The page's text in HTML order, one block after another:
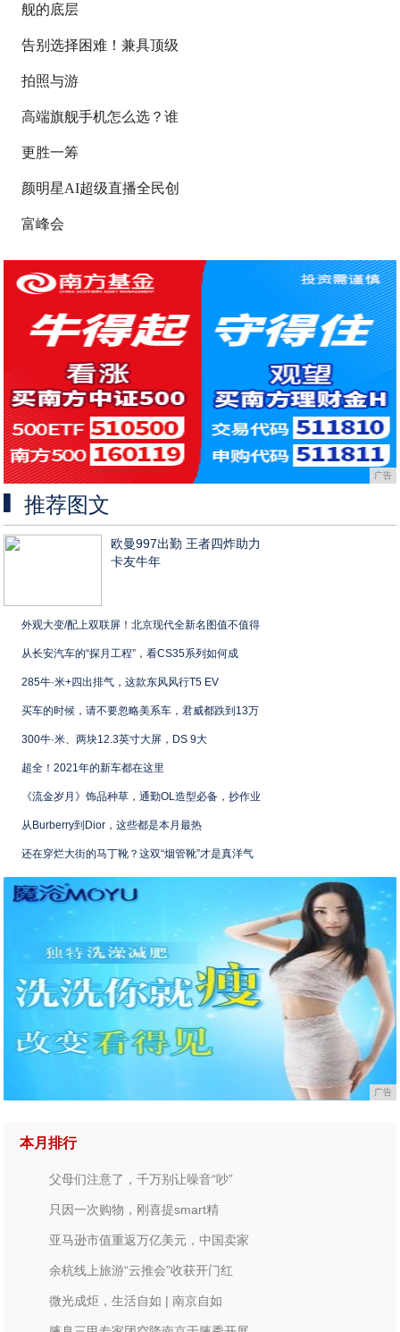
舰的底层
告别选择困难！兼具顶级
拍照与游
高端旗舰手机怎么选？谁
更胜一筹
颜明星AI超级直播全民创
富峰会
广告
推荐图文
欧曼997出勤 王者四炸助力
卡友牛年
外观大变/配上双联屏！北京现代全新名图值不值得
从长安汽车的“探月工程”，看CS35系列如何成
285牛·米+四出排气，这款东风风行T5 EV
买车的时候，请不要忽略美系车，君威都跌到13万
300牛·米、两块12.3英寸大屏，DS 9大
超全！2021年的新车都在这里
《流金岁月》饰品种草，通勤OL造型必备，抄作业
从Burberry到Dior，这些都是本月最热
还在穿烂大街的马丁靴？这双“烟管靴”才是真洋气
广告
本月排行
父母们注意了，千万别让噪音“吵”
只因一次购物，刚喜提smart精
亚马逊市值重返万亿美元，中国卖家
余杭线上旅游“云推会”收获开门红
微光成炬，生活自如 | 南京自如